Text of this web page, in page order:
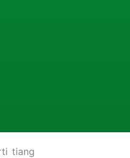
tiang